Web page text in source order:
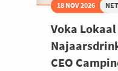
18 NOV 2026
Voka
CEO